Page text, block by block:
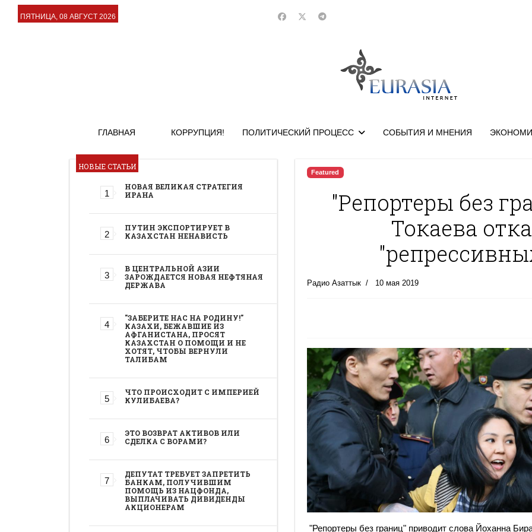
ПЯТНИЦА, 08 АВГУСТ 2026
ГЛАВНАЯ КОРРУПЦИЯ! ПОЛИТИЧЕСКИЙ ПРОЦЕСС СОБЫТИЯ И МНЕНИЯ
НОВЫЕ СТАТЬИ
НОВАЯ ВЕЛИКАЯ СТРАТЕГИЯ
ИРАНА
ПУТИН ЭКСПОРТИРУЕТ В
КАЗАХСТАН НЕНАВИСТЬ
В ЦЕНТРАЛЬНОЙ АЗИИ
ЗАРОЖДАЕТСЯ НОВАЯ НЕФТЯНАЯ
ДЕРЖАВА
"ЗАБЕРИТЕ НАС НА РОДИНУ!"
КАЗАХИ, БЕЖАВШИЕ ИЗ
АФГАНИСТАНА, ПРОСЯТ
КАЗАХСТАН О ПОМОЩИ И НЕ
ХОТЯТ, ЧТОБЫ ВЕРНУЛИ
ТАЛИБАМ
ЧТО ПРОИСХОДИТ С ИМПЕРИЕЙ
КУЛИБАЕВА?
ЭТО ВОЗВРАТ АКТИВОВ ИЛИ
СДЕЛКА С ВОРАМИ?
ДЕПУТАТ ТРЕБУЕТ ЗАПРЕТИТЬ
БАНКАМ, ПОЛУЧИВШИМ
ПОМОЩЬ ИЗ НАЦФОНДА,
ВЫПЛАЧИВАТЬ ДИВИДЕНДЫ
АКЦИОНЕРАМ
Featured
"Репортеры без
Токаева
Радио Азаттык 10 мая 2019
"Репортеры без границ" приводит слова Йоханна